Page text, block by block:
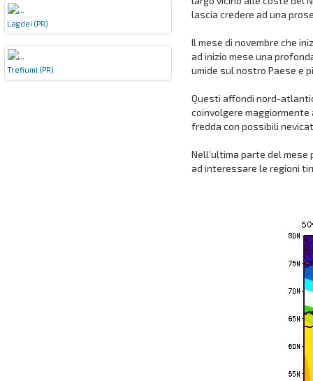
Lagdei (PR)
Trefiumi (PR)
lascia credere ad una
Il mese di novembre che
ad inizio mese una
umide sul nostro Paese e
Questi affondi nord-
coinvolgere
fredda con possibili
Nell’ultima parte del
ad interessare le regioni